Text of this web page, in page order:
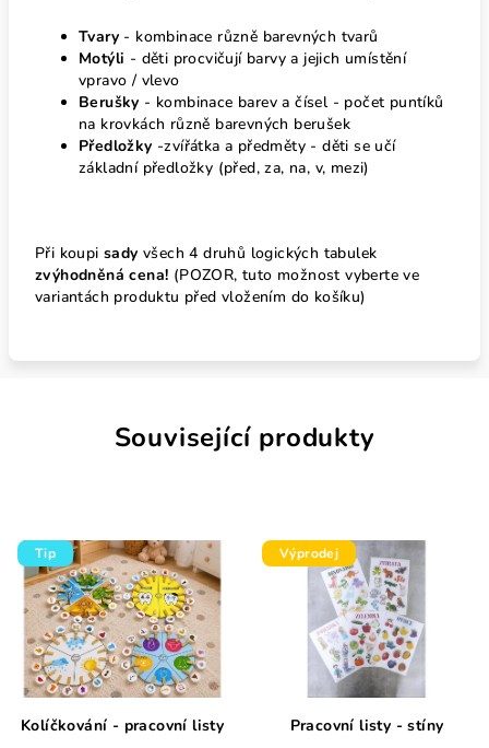
Tvary - kombinace různě barevných tvarů
Motýli - děti procvičují barvy a jejich umístění
vpravo / vlevo
Berušky - kombinace barev a čísel - počet puntíků
na krovkách různě barevných berušek
Předložky -zvířátka a předměty - děti se učí
základní předložky (před, za, na, v, mezi)
Při koupi sady všech 4 druhů logických tabulek
zvýhodněná cena! (POZOR, tuto možnost vyberte ve
variantách produktu před vložením do košíku)
Související produkty
Tip
Kolíčkování - pracovní listy
Výprodej
Pracovní listy - stíny